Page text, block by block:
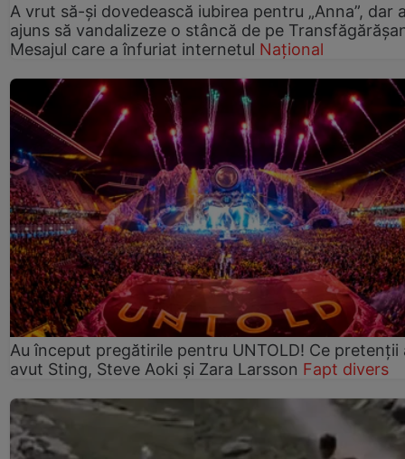
A vrut să-și dovedească iubirea pentru „Anna”, dar
ajuns să vandalizeze o stâncă de pe
Mesajul care a înfuriat internetul Național
Au început pregătirile pentru UNTOLD! Ce pretenții
avut Sting, Steve Aoki și Zara Larsson Fapt divers